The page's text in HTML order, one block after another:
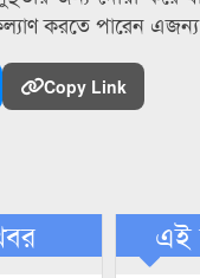
করতে পারেন
Copy Link
এই